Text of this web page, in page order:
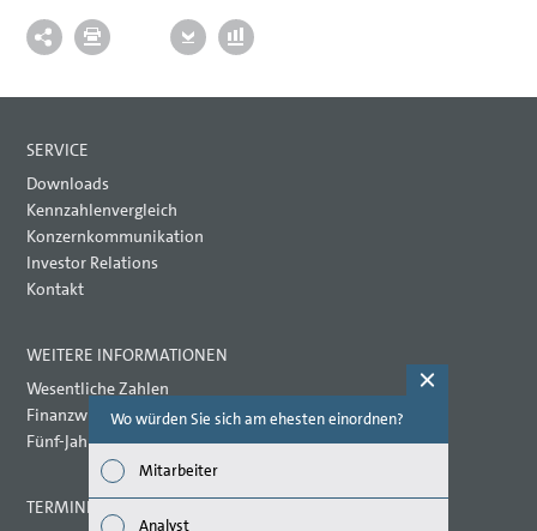
SERVICE
Downloads
Kennzahlenvergleich
Konzernkommunikation
Investor Relations
Kontakt
WEITERE INFORMATIONEN
Wesentliche Zahlen
Finanzwirtschaftliche Kennzahlen
Fünf-Jahres-Übersicht
TERMINE 2021
Wo würden Sie sich am ehesten einordnen?
Mitarbeiter
Analyst